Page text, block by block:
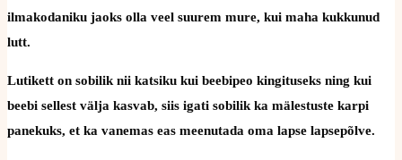
ilmakodaniku jaoks olla veel suurem mure, kui maha kukkunud
lutt.
Lutikett on sobilik nii katsiku kui beebipeo kingituseks ning kui
beebi sellest välja kasvab, siis igati sobilik ka mälestuste karpi
panekuks, et ka vanemas eas meenutada oma lapse lapsepõlve.